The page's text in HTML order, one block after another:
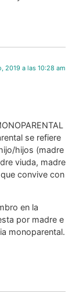
2019 a las 10:28 am
se refiere
hijos (madre
viuda, madre
convive con
en la
por madre e
monoparental.